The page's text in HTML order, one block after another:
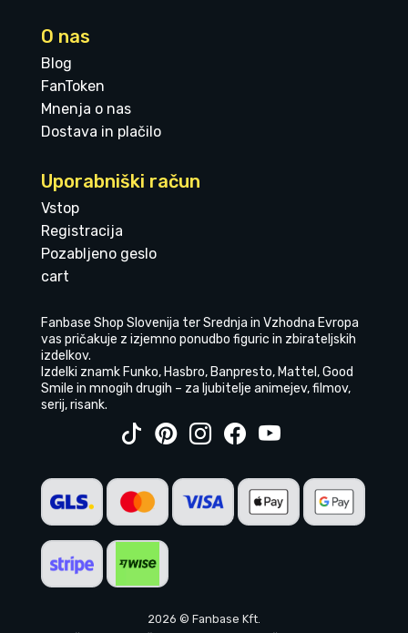
O nas
Blog
FanToken
Mnenja o nas
Dostava in plačilo
Uporabniški račun
Vstop
Registracija
Pozabljeno geslo
cart
Fanbase Shop Slovenija ter Srednja in Vzhodna Evropa
vas pričakuje z izjemno ponudbo figuric in zbirateljskih
izdelkov.
Izdelki znamk Funko, Hasbro, Banpresto, Mattel, Good
Smile in mnogih drugih – za ljubitelje animejev, filmov,
serij, risank.
2026 © Fanbase Kft.